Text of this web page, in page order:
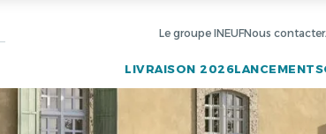
Le groupe INEUFNous contacter
LIVRAISON 2026LANCEMENTS